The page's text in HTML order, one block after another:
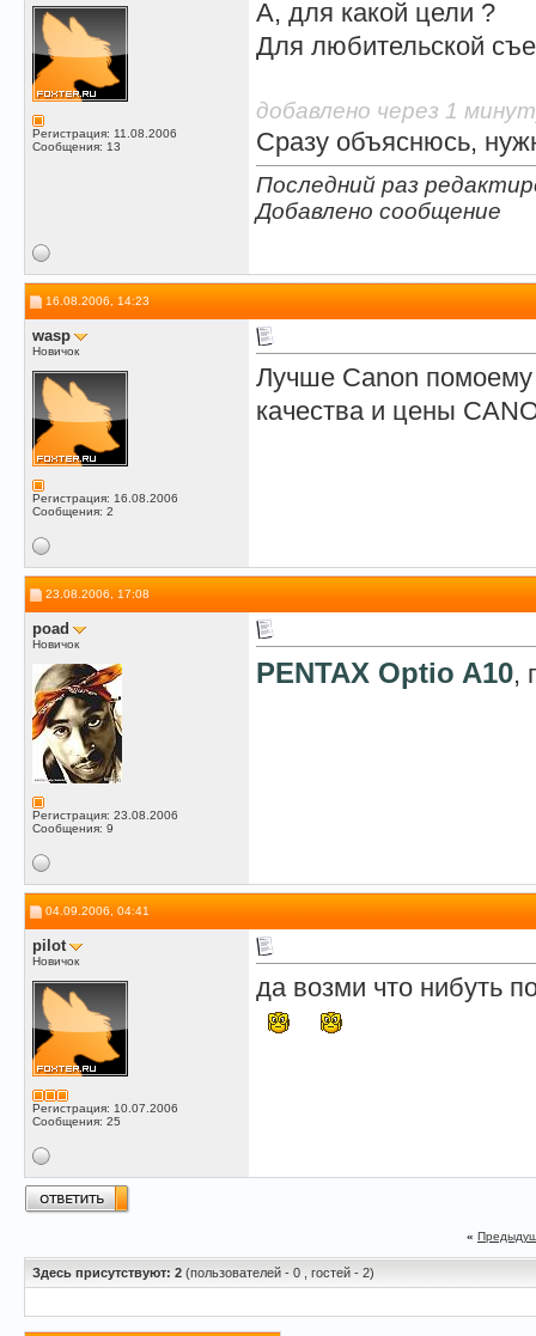
Регистрация: 11.08.2006
Сообщения: 13
А, для какой цели ?
Для любительской
добавлено через 1
Сразу объяснюсь,
Последний раз
Добавлено сообщение
16.08.2006, 14:23
wasp
Новичок
Регистрация: 16.08.2006
Сообщения: 2
Лучше Canon помоему
качества и цены
23.08.2006, 17:08
poad
Новичок
Регистрация: 23.08.2006
Сообщения: 9
PENTAX Optio A10,
04.09.2006, 04:41
pilot
Новичок
Регистрация: 10.07.2006
Сообщения: 25
да возми что нибуть
«
Здесь присутствуют: 2 (пользователей - 0 , гостей - 2)